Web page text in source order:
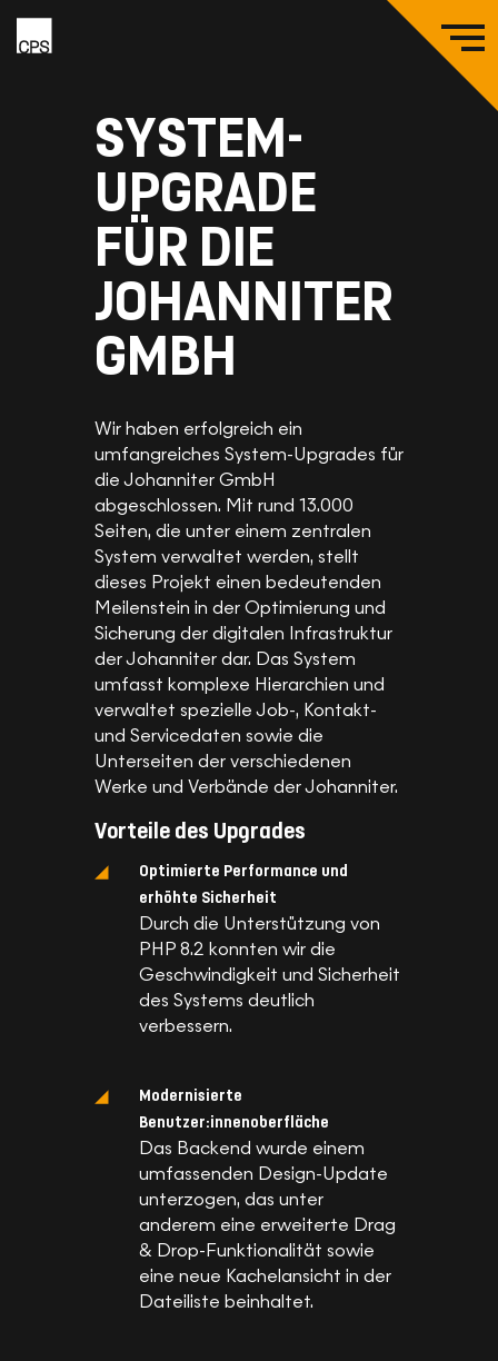
Hauptinhalt
Hauptnavigation
Seitenende
SYSTEM-
UPGRADE
FÜR DIE
JOHANNITER
GMBH
Wir haben erfolgreich ein
umfangreiches System-Upgrades für
die Johanniter GmbH
abgeschlossen. Mit rund 13.000
Seiten, die unter einem zentralen
System verwaltet werden, stellt
dieses Projekt einen bedeutenden
Meilenstein in der Optimierung und
Sicherung der digitalen Infrastruktur
der Johanniter dar. Das System
umfasst komplexe Hierarchien und
verwaltet spezielle Job-, Kontakt-
und Servicedaten sowie die
Unterseiten der verschiedenen
Werke und Verbände der Johanniter.
Vorteile des Upgrades
Optimierte Performance und
erhöhte Sicherheit
Durch die Unterstützung von
PHP 8.2 konnten wir die
Geschwindigkeit und Sicherheit
des Systems deutlich
verbessern.
Modernisierte
Benutzer:innenoberfläche
Das Backend wurde einem
umfassenden Design-Update
unterzogen, das unter
anderem eine erweiterte Drag
& Drop-Funktionalität sowie
eine neue Kachelansicht in der
Dateiliste beinhaltet.